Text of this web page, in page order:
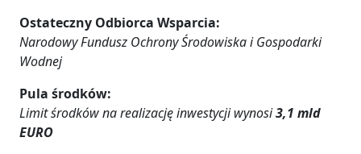
Ostateczny Odbiorca Wsparcia:
Narodowy Fundusz Ochrony Środowiska i Gospodarki
Wodnej
Pula środków:
Limit środków na realizację inwestycji wynosi3,1 mld
EURO